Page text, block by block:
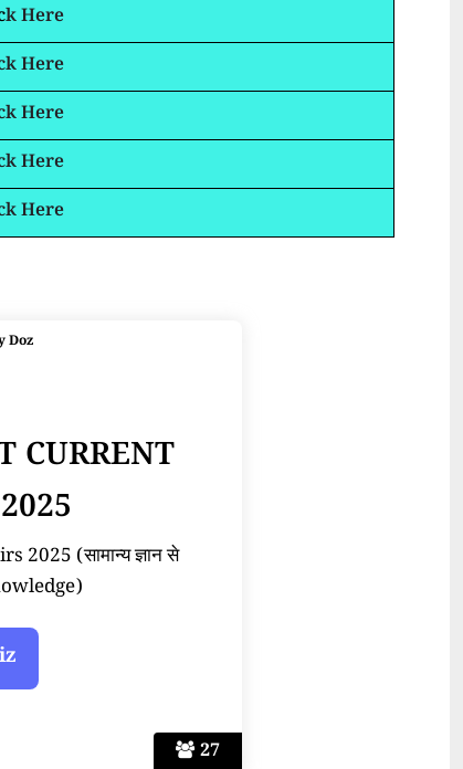
k Here
Here
Here
Here
Here
27
Doz
CURRENT
(सामान्य ज्ञान से